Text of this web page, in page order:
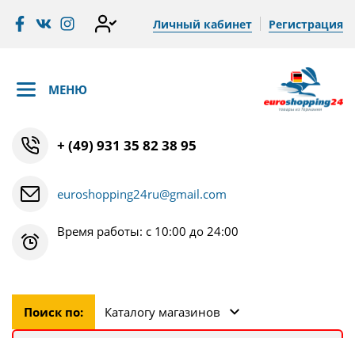
Личный кабинет Регистрация
МЕНЮ
+ (49) 931 35 82 38 95
euroshopping24ru@gmail.com
Время работы: с 10:00 до 24:00
Поиск по: Каталогу магазинов